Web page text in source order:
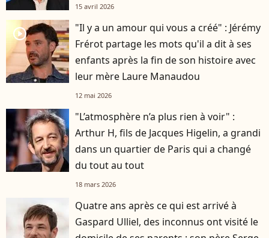
15 avril 2026
player2
"Il y a un amour qui vous a créé" : Jérémy
Frérot partage les mots qu'il a dit à ses
enfants après la fin de son histoire avec
leur mère Laure Manaudou
12 mai 2026
"L’atmosphère n’a plus rien à voir" :
Arthur H, fils de Jacques Higelin, a grandi
dans un quartier de Paris qui a changé
du tout au tout
18 mars 2026
Quatre ans après ce qui est arrivé à
Gaspard Ulliel, des inconnus ont visité le